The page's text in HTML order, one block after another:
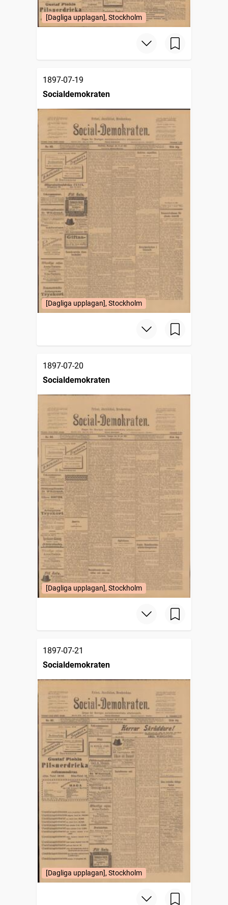
[Dagliga upplagan], Stockholm
1897-07-19
Socialdemokraten
[Dagliga upplagan], Stockholm
1897-07-20
Socialdemokraten
[Dagliga upplagan], Stockholm
1897-07-21
Socialdemokraten
[Dagliga upplagan], Stockholm